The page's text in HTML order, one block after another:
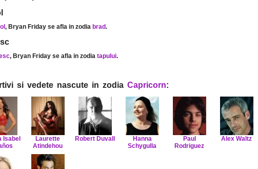
, Bryan Friday se afla in zodia brad.
, Bryan Friday se afla in zodia tapului.
si vedete nascute in zodia Capricorn:
Isabel
Laurette
Atindehou
Robert Duvall
Hanna
Schygulla
Paul
Rodriguez
Alex Waltz